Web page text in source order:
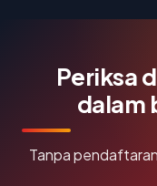
Periksa
dalam
Tanpa